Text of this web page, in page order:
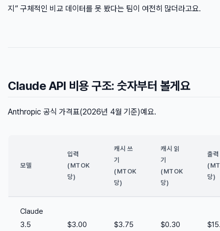
지” 구체적인 비교 데이터를 못 봤다는 팀이 여전히 많더라고요.
Claude API 비용 구조: 숫자부터 볼게요
Anthropic 공식 가격표(2026년 4월 기준)예요.
모델
입력
(MTOK
당)
캐시 쓰
기
(MTOK
당)
캐시 읽
기
(MTOK
당)
출력
당)
Claude
3.5
$3.00 $3.75 $0.30